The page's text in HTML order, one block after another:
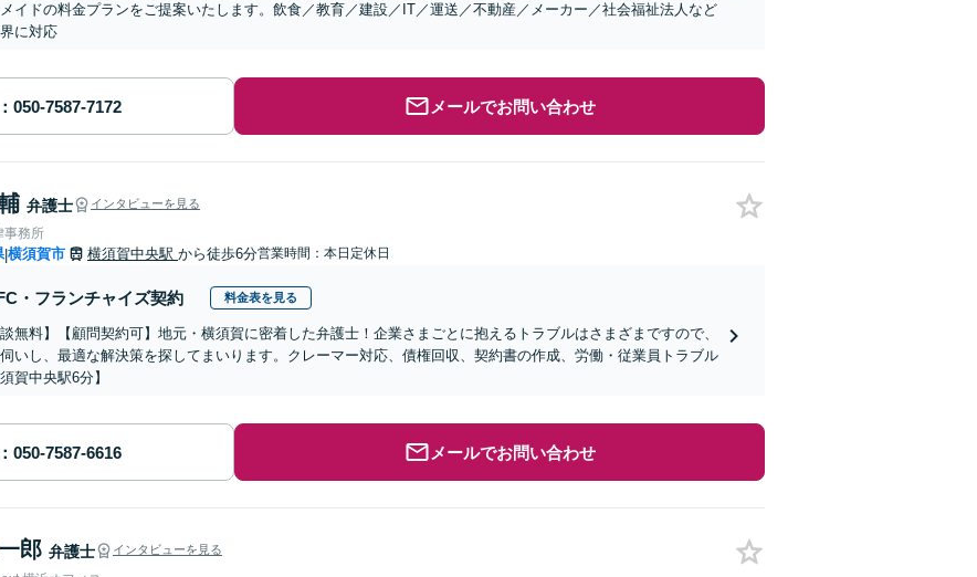
イドの料金プランをご提案いたします。飲食／教育／建設／IT／運送／不動産／メーカー／社会福祉法人など
に対応
メールでお問い合わせ
弁護士 インタビューを見る
事務所
|横須賀市 横須賀中央駅 から徒歩6分営業時間：本日定休日
・フランチャイズ契約 料金表を見る
談無料】【顧問契約可】地元・横須賀に密着した弁護士！企業さまごとに抱えるトラブルはさまざまですので、
いし、最適な解決策を探してまいります。クレーマー対応、債権回収、契約書の作成、労働・従業員トラブル
賀中央駅6分】
メールでお問い合わせ
郎 弁護士 インタビューを見る